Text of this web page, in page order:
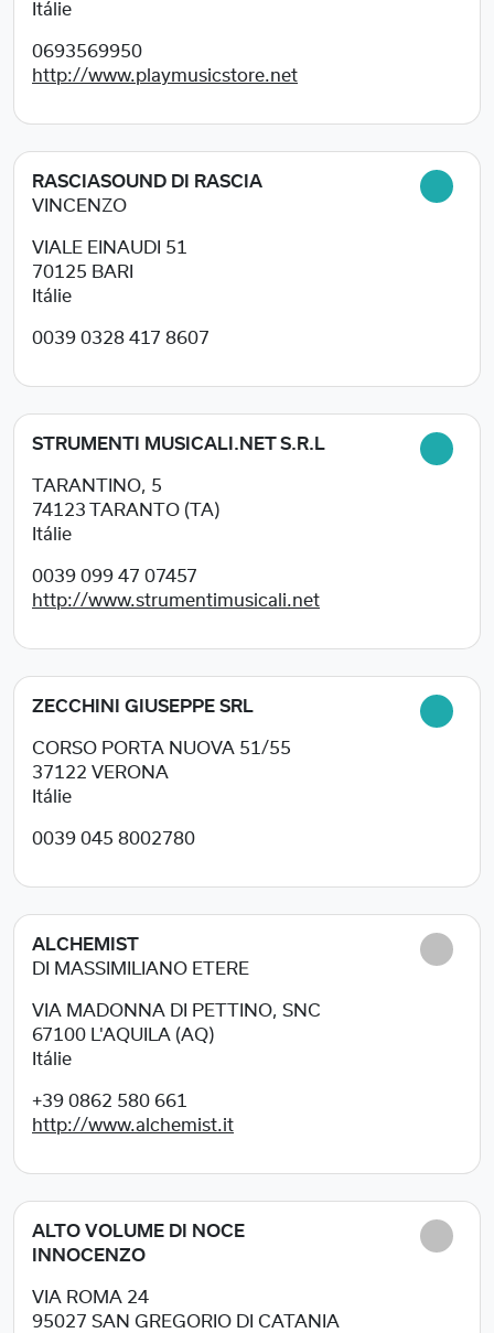
Itálie
0693569950
http://www.playmusicstore.net
RASCIASOUND DI RASCIA
VINCENZO
VIALE EINAUDI 51
70125 BARI
Itálie
0039 0328 417 8607
STRUMENTI MUSICALI.NET S.R.L
TARANTINO, 5
74123
TARANTO (TA)
Itálie
0039 099 47 07457
http://www.strumentimusicali.net
ZECCHINI GIUSEPPE SRL
CORSO PORTA NUOVA 51/55
37122 VERONA
Itálie
0039 045 8002780
ALCHEMIST
DI MASSIMILIANO ETERE
VIA MADONNA DI PETTINO, SNC
67100
L'AQUILA (AQ)
Itálie
+39 0862 580 661
http://www.alchemist.it
ALTO VOLUME DI NOCE
INNOCENZO
VIA ROMA 24
95027 SAN GREGORIO DI CATANIA